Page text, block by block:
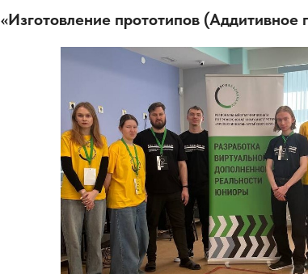
«Изготовление прототипов